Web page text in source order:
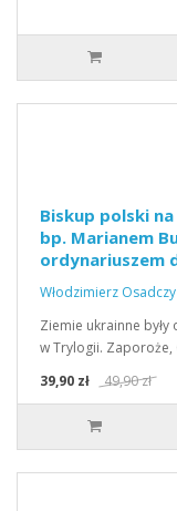
Biskup polski
bp. Marianem
ordynariuszem
Włodzimierz Osadczy
Ziemie ukrainne były
w Trylogii. Zaporoże,
39,90 zł
49,90 zł